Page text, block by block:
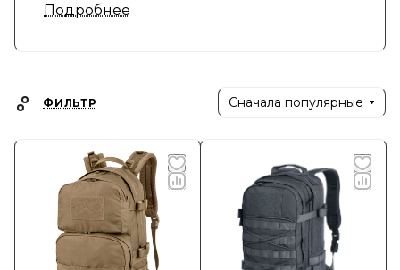
Подробнее
ФИЛЬТР Сначала популярные